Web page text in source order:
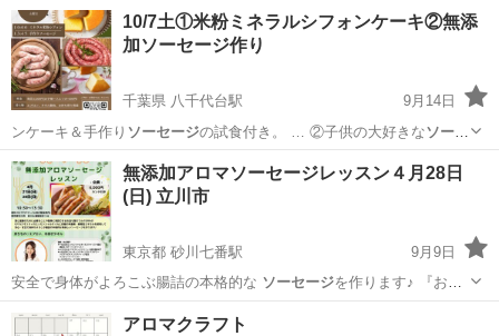
10/7土①米粉ミネラルシフォンケーキ②無添
加ソーセージ作り
千葉県 八千代台駅
9月14日
ンケーキ＆手作り ソーセージ の試食付き。 … ②子供の大好きなソーセ
ージは添加物がいっぱ… とってもおいしいソーセージはおうちでも簡
単…
千葉 千葉市 八千代台駅
無添加アロマソーセージレッスン４月28日
(日) 立川市
東京都 砂川七番駅
9月9日
安全で身体がよろこぶ腸詰の本格的な ソーセージを作ります♪ 『お子
様とのご参加…
東京 立川市 砂川七番駅
アロマクラフト